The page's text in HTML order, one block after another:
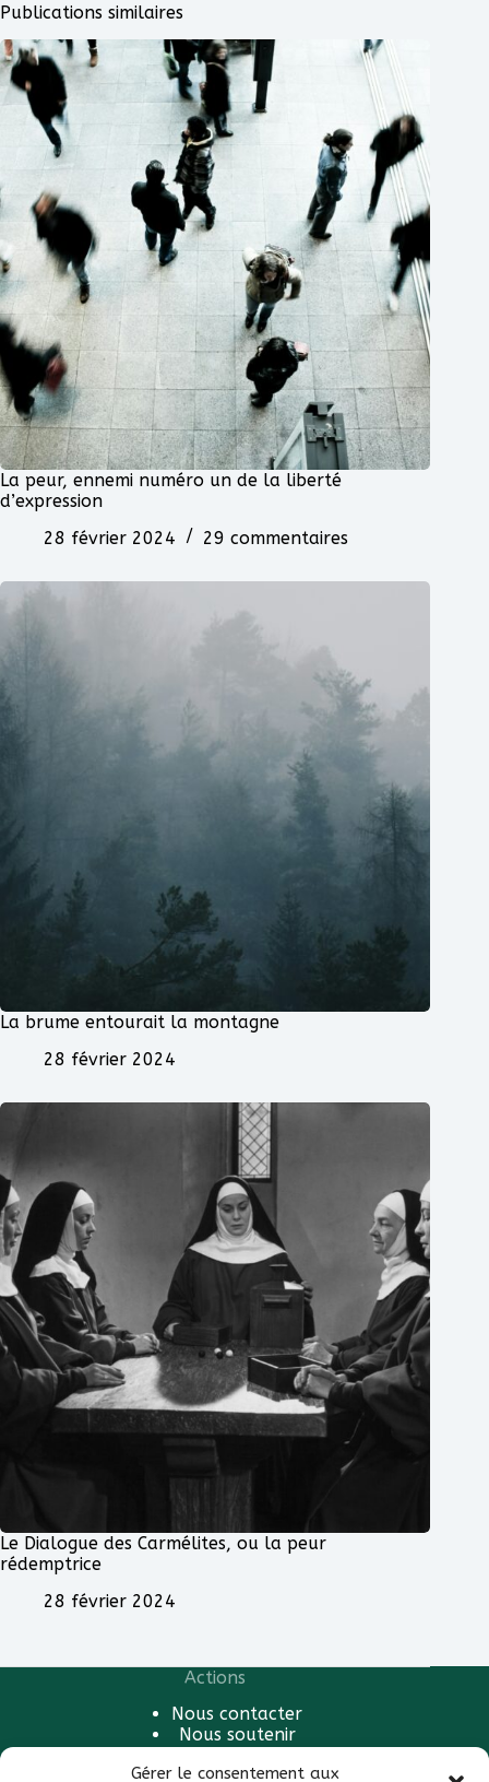
Gérer le consentement aux
Publications similaires
La peur, ennemi numéro un de la liberté
d’expression
28 février 2024
29 commentaires
La brume entourait la montagne
28 février 2024
Le Dialogue des Carmélites, ou la peur
rédemptrice
28 février 2024
Actions
Nous contacter
Nous soutenir